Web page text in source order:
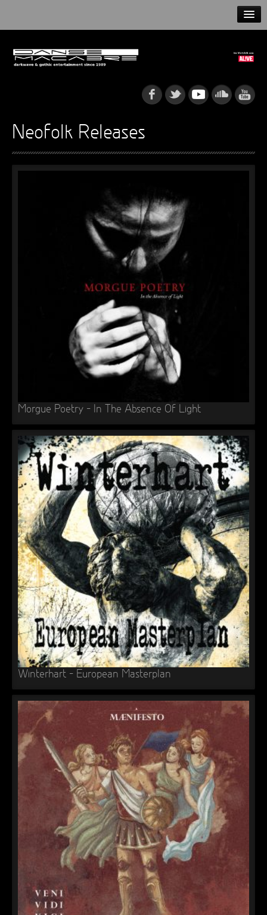
NEWS
INFO
► Rattenfänger
Oberer Totpunkt
Dia De Los Muertos
Oberer Totpunkt
►
Oberer Totpunkt
Die Krieger
Oberer Totpunkt
► Imperator
Oberer Totpunkt
► Maschinenherz
Oberer Totpunkt
► Der Siebte Tag
Oberer Totpunkt
Oberer Totpunkt
Oberer Totpunkt
► Totentanz
Oberer Totpunkt
► Teufels Lehrerin
Oberer Totpunkt
► Zeit verfliegt
Oberer Totpunkt
► Untergehen
Oberer Totpunkt
► Geisterfahrt
Oberer Totpunkt
► Gevatter Tod
Oberer Totpunkt
►
►
►
►
►
►
►
►
►
►
►
Neofolk Releases
Morgue Poetry – In The Absence Of Light
Winterhart – European Masterplan